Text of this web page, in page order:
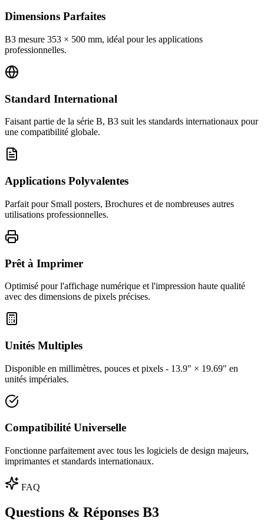
Dimensions Parfaites
B3 mesure 353 × 500 mm, idéal pour les applications
professionnelles.
Standard International
Faisant partie de la série B, B3 suit les standards internationaux pour
une compatibilité globale.
Applications Polyvalentes
Parfait pour Small posters, Brochures et de nombreuses autres
utilisations professionnelles.
Prêt à Imprimer
Optimisé pour l'affichage numérique et l'impression haute qualité
avec des dimensions de pixels précises.
Unités Multiples
Disponible en millimètres, pouces et pixels - 13.9" × 19.69" en
unités impériales.
Compatibilité Universelle
Fonctionne parfaitement avec tous les logiciels de design majeurs,
imprimantes et standards internationaux.
FAQ
Questions & Réponses B3